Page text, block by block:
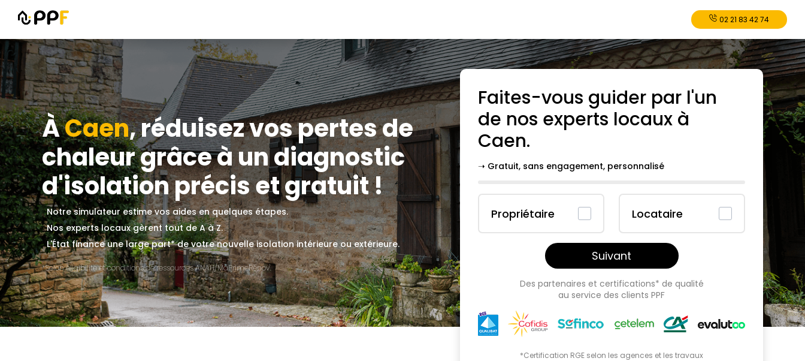
02 21 83 42 74
ÀCaen, réduisez vos pertes de
chaleur grâce à un diagnostic
d'isolation précis et gratuit !
Notre simulateur estime vos aides en quelques étapes.
Nos experts locaux gèrent tout de A à Z.
L'État finance une large part* de votre nouvelle isolation intérieure ou extérieure.
*Selon éligibilité et conditions de ressources ANAH/MaPrimeRénov'.
Faites-vous guider par l'un
de nos experts locaux à
Caen.
➝ Gratuit, sans engagement, personnalisé
Propriétaire Locataire
Suivant
Des partenaires et certifications* de qualité
au service des clients PPF
*Certification RGE selon les agences et les travaux